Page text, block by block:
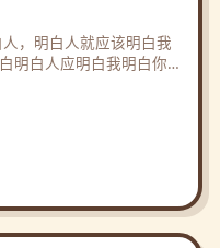
，明白人就应该明白我
明白人应明白我明白你